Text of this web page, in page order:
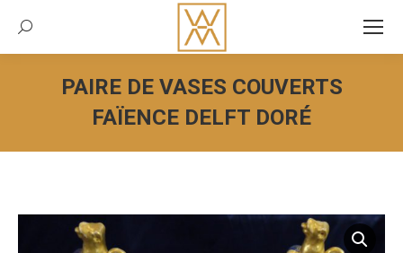
Recherche:
PAIRE DE VASES COUVERTS
FAÏENCE DELFT DORÉ
Vous êtes ici :